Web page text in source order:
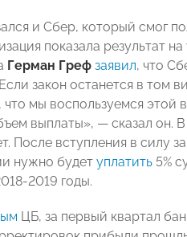
и Сбер, который смог
показала результат
Герман Греф заявил, что
закон останется в том
мы воспользуемся
выплаты», — сказал он.
После вступления в силу
нужно будет уплатить 5%
2019 годы.
ЦБ, за первый квартал